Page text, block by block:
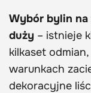
Wybór bylin na
duży – istnieje
kilkaset
warunkach
dekoracyjne